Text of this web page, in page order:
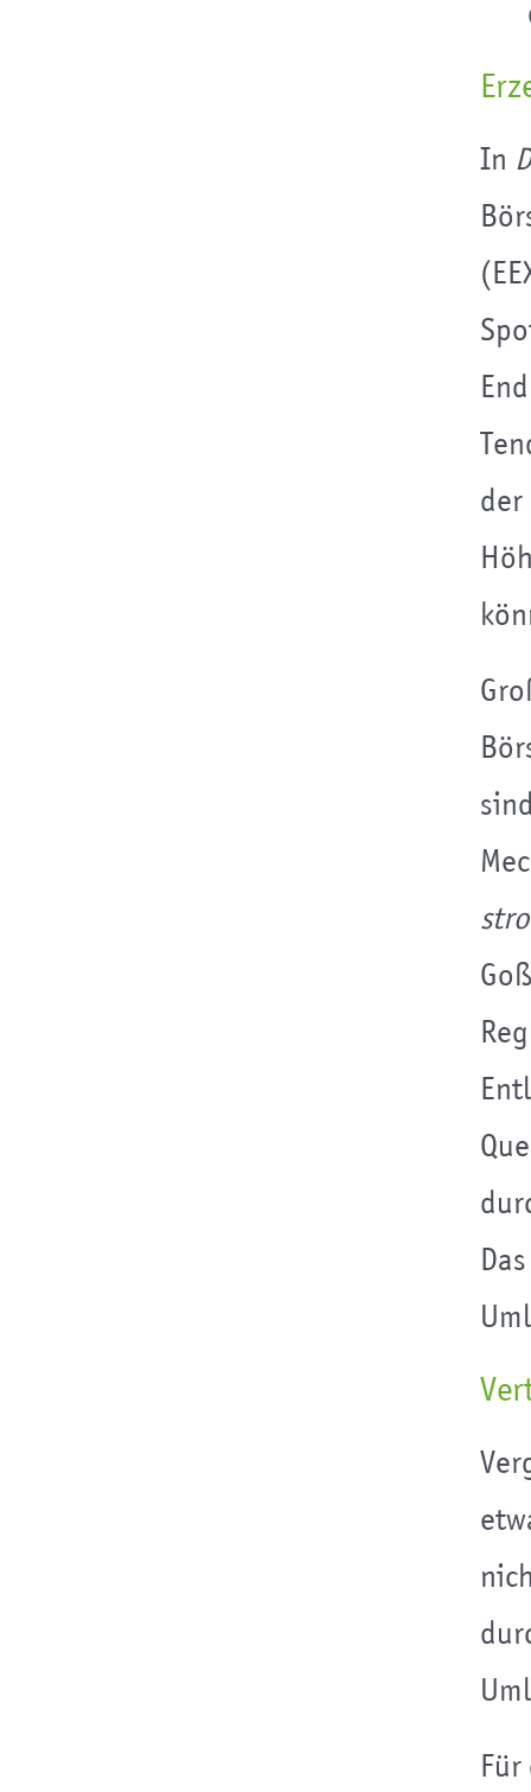
In
der